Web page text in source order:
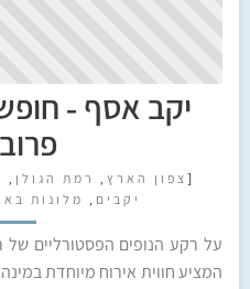
יקב אסף -
[ צפון הארץ , רמת הגולן ,
יקבים , מלונות
על רקע הנופים הפסטורליים של
המציע חווית אירוח מיוחדת